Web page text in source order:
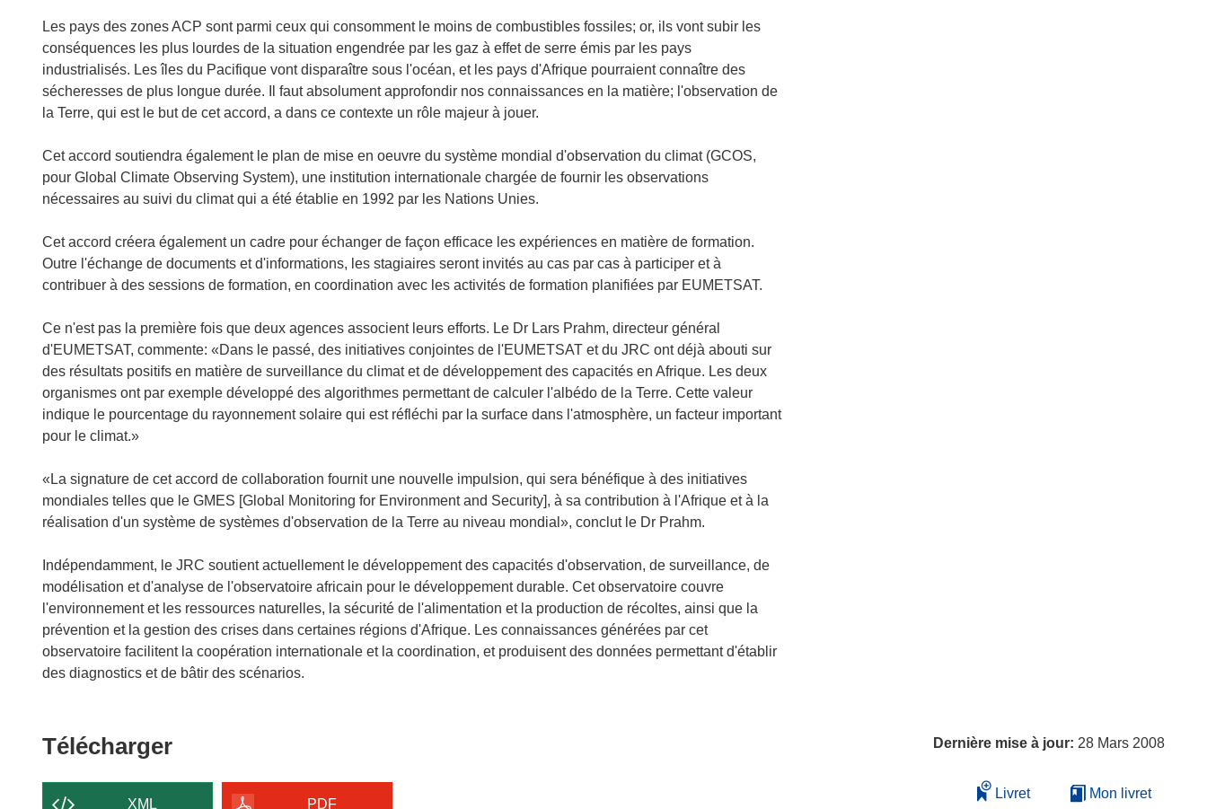
Les pays des zones ACP sont parmi ceux qui consomment le moins de combustibles fossiles; or, ils vont subir les
conséquences les plus lourdes de la situation engendrée par les gaz à effet de serre émis par les pays
industrialisés. Les îles du Pacifique vont disparaître sous l'océan, et les pays d'Afrique pourraient connaître des
sécheresses de plus longue durée. Il faut absolument approfondir nos connaissances en la matière; l'observation de
la Terre, qui est le but de cet accord, a dans ce contexte un rôle majeur à jouer.
Cet accord soutiendra également le plan de mise en oeuvre du système mondial d'observation du climat (GCOS,
pour Global Climate Observing System), une institution internationale chargée de fournir les observations
nécessaires au suivi du climat qui a été établie en 1992 par les Nations Unies.
Cet accord créera également un cadre pour échanger de façon efficace les expériences en matière de formation.
Outre l'échange de documents et d'informations, les stagiaires seront invités au cas par cas à participer et à
contribuer à des sessions de formation, en coordination avec les activités de formation planifiées par EUMETSAT.
Ce n'est pas la première fois que deux agences associent leurs efforts. Le Dr Lars Prahm, directeur général
d'EUMETSAT, commente: «Dans le passé, des initiatives conjointes de l'EUMETSAT et du JRC ont déjà abouti sur
des résultats positifs en matière de surveillance du climat et de développement des capacités en Afrique. Les deux
organismes ont par exemple développé des algorithmes permettant de calculer l'albédo de la Terre. Cette valeur
indique le pourcentage du rayonnement solaire qui est réfléchi par la surface dans l'atmosphère, un facteur important
pour le climat.»
«La signature de cet accord de collaboration fournit une nouvelle impulsion, qui sera bénéfique à des initiatives
mondiales telles que le GMES [Global Monitoring for Environment and Security], à sa contribution à l'Afrique et à la
réalisation d'un système de systèmes d'observation de la Terre au niveau mondial», conclut le Dr Prahm.
Indépendamment, le JRC soutient actuellement le développement des capacités d'observation, de surveillance, de
modélisation et d'analyse de l'observatoire africain pour le développement durable. Cet observatoire couvre
l'environnement et les ressources naturelles, la sécurité de l'alimentation et la production de récoltes, ainsi que la
prévention et la gestion des crises dans certaines régions d'Afrique. Les connaissances générées par cet
observatoire facilitent la coopération internationale et la coordination, et produisent des données permettant d'établir
des diagnostics et de bâtir des scénarios.
TéléchargerTélécharger
contenu
XML PDF
Dernière mise à jour: 28 Mars 2008
Livret Mon livret